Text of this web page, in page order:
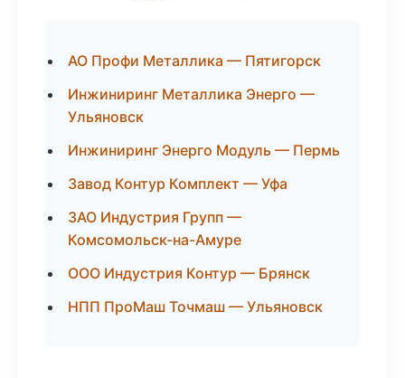
АО Профи Металлика — Пятигорск
Инжиниринг Металлика Энерго —
Ульяновск
Инжиниринг Энерго Модуль — Пермь
Завод Контур Комплект — Уфа
ЗАО Индустрия Групп —
Комсомольск-на-Амуре
ООО Индустрия Контур — Брянск
НПП ПроМаш Точмаш — Ульяновск